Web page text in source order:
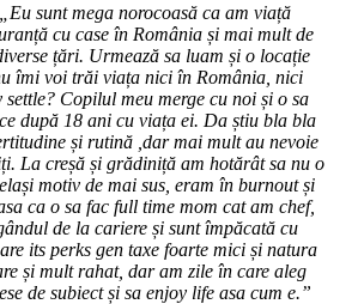
„Eu sunt mega norocoasă ca am viață
cu case în România și mai mult de
țări. Urmează sa luam și o locație
îmi voi trăi viața nici în România, nici
settle? Copilul meu merge cu noi și o sa
după 18 ani cu viața ei. Da știu bla bla
și rutină ,dar mai mult au nevoie
La creșă și grădiniță am hotărât sa nu o
motiv de mai sus, eram în burnout și
ca o sa fac full time mom cat am chef,
de la cariere și sunt împăcată cu
its perks gen taxe foarte mici și natura
și mult rahat, dar am zile în care aleg
de subiect și sa enjoy life asa cum e.”